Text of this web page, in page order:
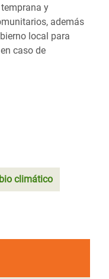
y
además
local para
caso de
climático